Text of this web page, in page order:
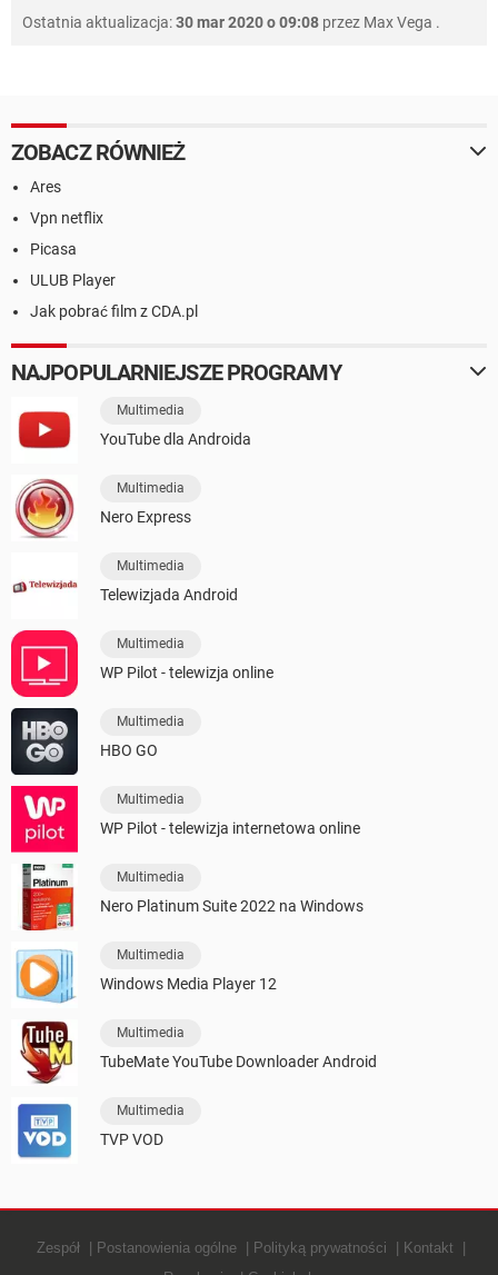
Ostatnia aktualizacja:30 mar 2020 o 09:08 przez Max Vega .
ZOBACZ RÓWNIEŻ
Ares
Vpn netflix
Picasa
ULUB Player
Jak pobrać film z CDA.pl
NAJPOPULARNIEJSZE PROGRAMY
Multimedia
YouTube dla Androida
Multimedia
Nero Express
Multimedia
Telewizjada Android
Multimedia
WP Pilot - telewizja online
Multimedia
HBO GO
Multimedia
WP Pilot - telewizja internetowa online
Multimedia
Nero Platinum Suite 2022 na Windows
Multimedia
Windows Media Player 12
Multimedia
TubeMate YouTube Downloader Android
Multimedia
TVP VOD
Zespół Postanowienia ogólne Polityką prywatności
Kontakt